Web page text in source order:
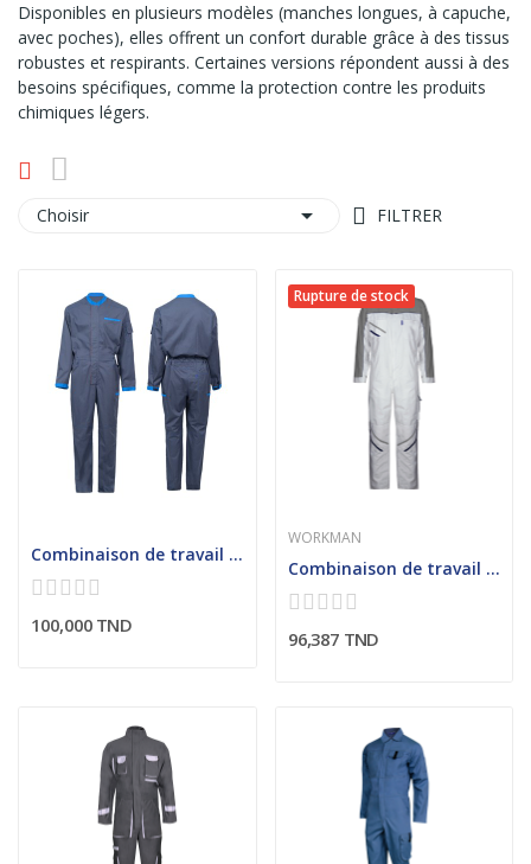
Disponibles en plusieurs modèles (manches longues, à capuche,
avec poches), elles offrent un confort durable grâce à des tissus
robustes et respirants. Certaines versions répondent aussi à des
besoins spécifiques, comme la protection contre les produits
chimiques légers.
Choisir  FILTRER
Combinaison de travail homme avec fermeture à...
100,000 TND
Rupture de stock
WORKMAN
Combinaison de travail tricolore homme
96,387 TND